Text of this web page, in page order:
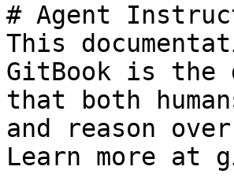
# Agent
This
GitBook is the
that both
and reason
Learn more at